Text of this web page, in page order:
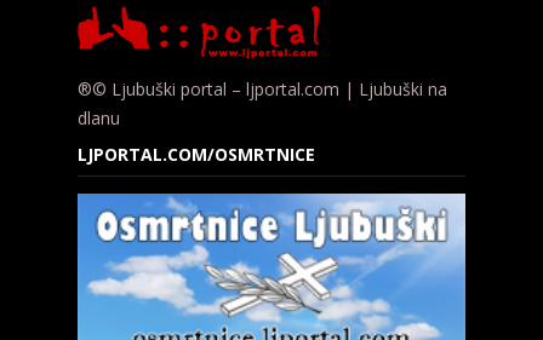
®© Ljubuški portal – ljportal.com | Ljubuški na
dlanu
LJPORTAL.COM/OSMRTNICE